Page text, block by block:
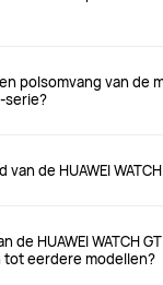
polsomvang van de
serie?
de HUAWEI
de HUAWEI WATCH
eerdere modellen?